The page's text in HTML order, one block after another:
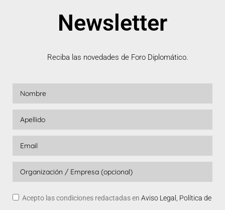
Newsletter
Reciba las novedades de Foro Diplomático.
Acepto las condiciones redactadas en Aviso Legal, Política de